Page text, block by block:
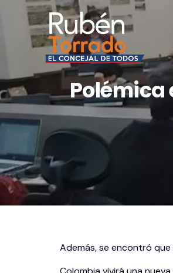
Polémica
Además, se encontró